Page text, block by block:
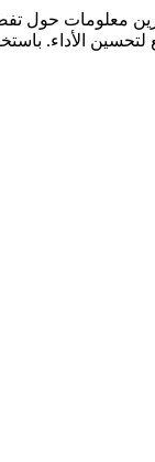
معلومات حول
الأداء.